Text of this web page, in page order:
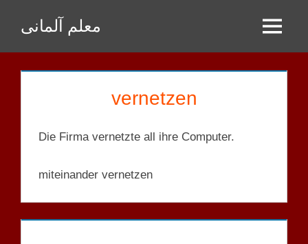
Inhalt
springen
معلم آلمانی Menu
vernetzen
Die Firma vernetzte all ihre Computer.
miteinander vernetzen